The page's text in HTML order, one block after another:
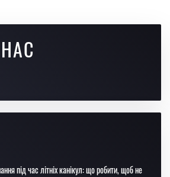
під час літніх канікул: що робити, щоб не